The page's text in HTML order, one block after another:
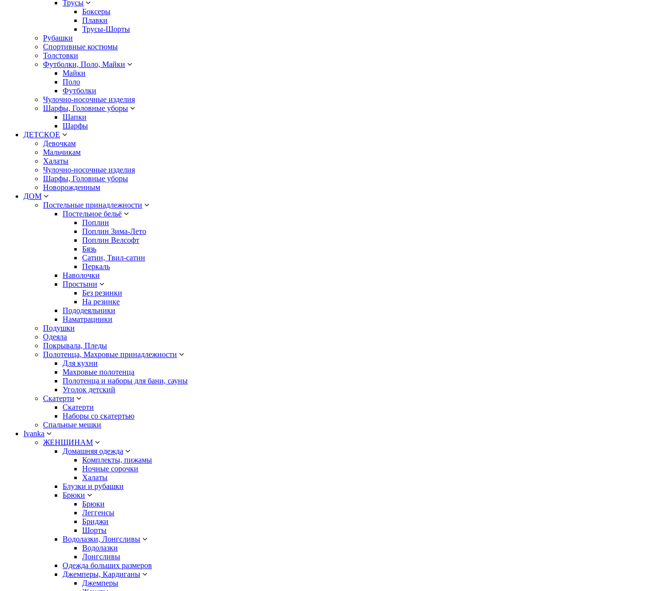
Трусы
Боксеры
Плавки
Трусы-Шорты
Рубашки
Спортивные костюмы
Толстовки
Футболки, Поло, Майки
Майки
Поло
Футболки
Чулочно-носочные изделия
Шарфы, Головные уборы
Шапки
Шарфы
ДЕТСКОЕ
Девочкам
Мальчикам
Халаты
Чулочно-носочные изделия
Шарфы, Головные уборы
Новорожденным
ДОМ
Постельные принадлежности
Постельное бельё
Поплин
Поплин Зима-Лето
Поплин Велсофт
Бязь
Сатин, Твил-сатин
Перкаль
Наволочки
Простыни
Без резинки
На резинке
Пододеяльники
Наматрацники
Подушки
Одеяла
Покрывала, Пледы
Полотенца, Махровые принадлежности
Для кухни
Махровые полотенца
Полотенца и наборы для бани, сауны
Уголок детский
Скатерти
Скатерти
Наборы со скатертью
Спальные мешки
Ivanka
ЖЕНЩИНАМ
Домашняя одежда
Комплекты, пижамы
Ночные сорочки
Халаты
Блузки и рубашки
Брюки
Брюки
Леггенсы
Бриджи
Шорты
Водолазки, Лонгсливы
Водолазки
Лонгсливы
Одежда больших размеров
Джемперы, Кардиганы
Джемперы